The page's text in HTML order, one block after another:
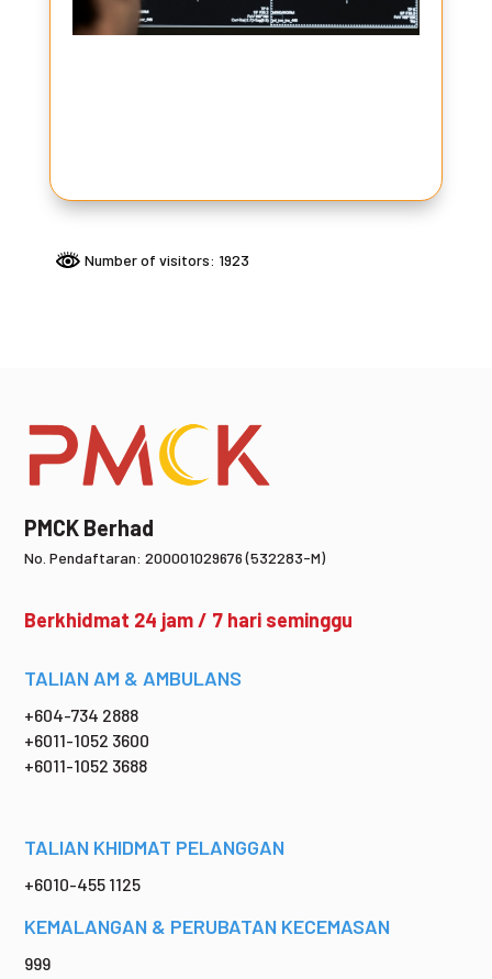
Number of visitors: 1923
PMCK Berhad
No. Pendaftaran: 200001029676 (532283-M)
Berkhidmat 24 jam / 7 hari seminggu
TALIAN AM & AMBULANS
+604-734 2888
+6011-1052 3600
+6011-1052 3688
TALIAN KHIDMAT PELANGGAN
+6010-455 1125
KEMALANGAN & PERUBATAN KECEMASAN
999